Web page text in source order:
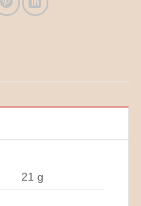
21 g